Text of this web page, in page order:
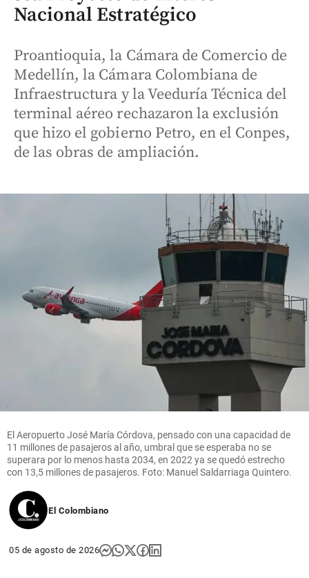
Nacional Estratégico
Proantioquia, la Cámara de Comercio de
Medellín, la Cámara Colombiana de
Infraestructura y la Veeduría Técnica del
terminal aéreo rechazaron la exclusión
que hizo el gobierno Petro, en el Conpes,
de las obras de ampliación.
El Aeropuerto José María Córdova, pensado con una capacidad de
11 millones de pasajeros al año, umbral que se esperaba no se
superara por lo menos hasta 2034, en 2022 ya se quedó estrecho
con 13,5 millones de pasajeros. Foto: Manuel Saldarriaga Quintero.
El Colombiano
05 de agosto de 2026